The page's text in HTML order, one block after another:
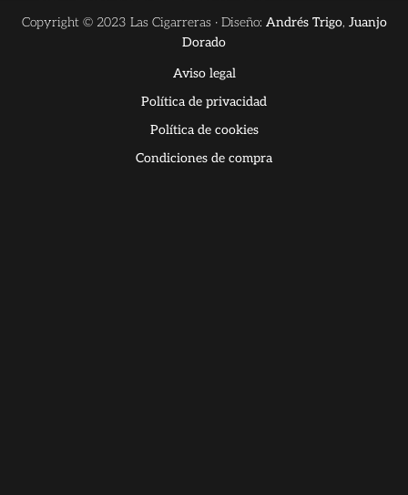
Copyright © 2023 Las Cigarreras · Diseño: Andrés Trigo, Juanjo
Dorado
Aviso legal
Política de privacidad
Política de cookies
Condiciones de compra